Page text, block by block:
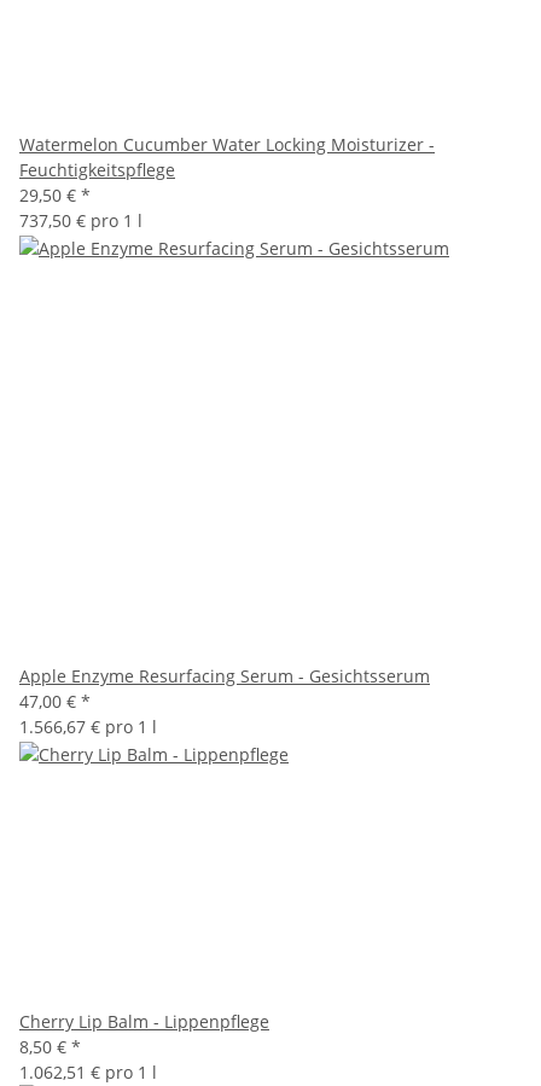
Watermelon Cucumber Water Locking Moisturizer -
Feuchtigkeitspflege
29,50 € *
737,50 € pro 1 l
Apple Enzyme Resurfacing Serum - Gesichtsserum
47,00 € *
1.566,67 € pro 1 l
Cherry Lip Balm - Lippenpflege
8,50 € *
1.062,51 € pro 1 l